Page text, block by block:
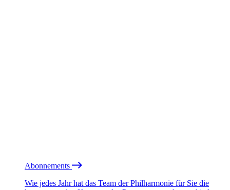
Abonnements
Wie jedes Jahr hat das Team der Philharmonie für Sie die